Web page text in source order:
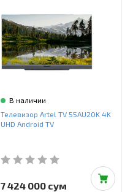
В наличии
Телевизор Artel TV 55AU20K 4K
UHD Android TV
7 424 000 сум